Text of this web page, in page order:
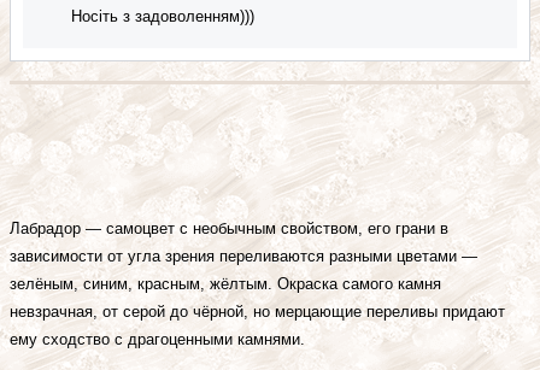
Лабрадор — самоцвет с необычным свойством, его грани в
зависимости от угла зрения переливаются разными цветами —
зелёным, синим, красным, жёлтым. Окраска самого камня
невзрачная, от серой до чёрной, но мерцающие переливы придают
ему сходство с драгоценными камнями.
Носіть з задоволенням)))